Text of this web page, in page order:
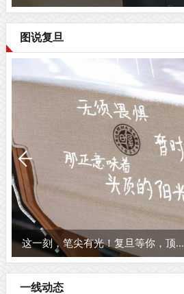
图说复旦
这一刻，笔尖有光！复旦等你，顶...
一线动态